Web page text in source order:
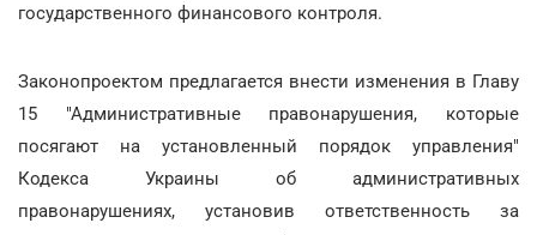
государственного финансового контроля.
Законопроектом предлагается внести изменения в Главу
15 "Административные правонарушения, которые
посягают на установленный порядок управления"
Кодекса Украины об административных
правонарушениях, установив ответственность за